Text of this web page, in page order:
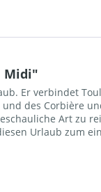
Midi"
Er verbindet
des Corbière
Art zu
Urlaub zum